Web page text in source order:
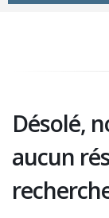
Désolé,
aucun